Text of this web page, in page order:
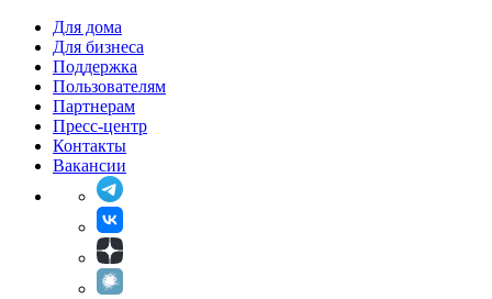
Для дома
Для бизнеса
Поддержка
Пользователям
Партнерам
Пресс-центр
Контакты
Вакансии